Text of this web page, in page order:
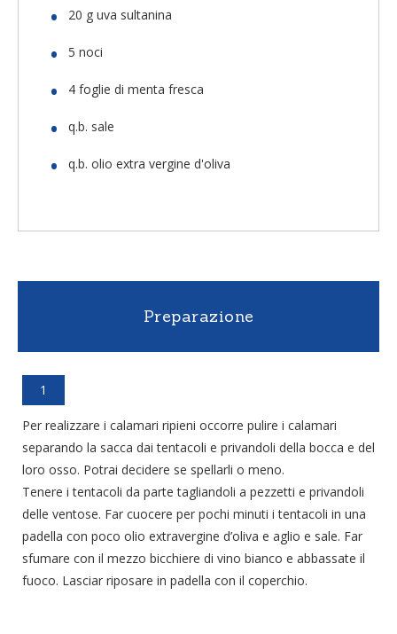
20 g uva sultanina
5 noci
4 foglie di menta fresca
q.b. sale
q.b. olio extra vergine d'oliva
Preparazione
1
Per realizzare i calamari ripieni occorre pulire i calamari
separando la sacca dai tentacoli e privandoli della bocca e del
loro osso. Potrai decidere se spellarli o meno.
Tenere i tentacoli da parte tagliandoli a pezzetti e privandoli
delle ventose. Far cuocere per pochi minuti i tentacoli in una
padella con poco olio extravergine d’oliva e aglio e sale. Far
sfumare con il mezzo bicchiere di vino bianco e abbassate il
fuoco. Lasciar riposare in padella con il coperchio.